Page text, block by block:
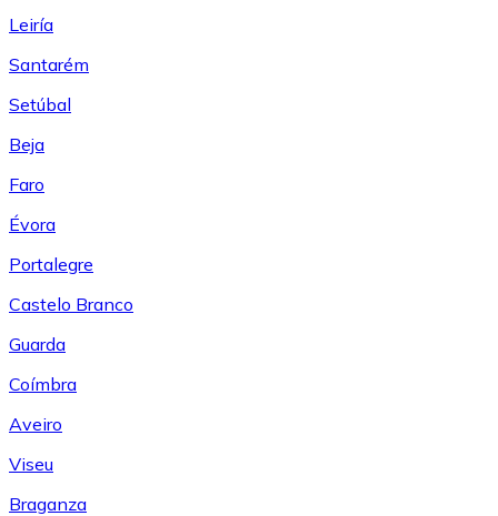
Leiría
Santarém
Setúbal
Beja
Faro
Évora
Portalegre
Castelo Branco
Guarda
Coímbra
Aveiro
Viseu
Braganza